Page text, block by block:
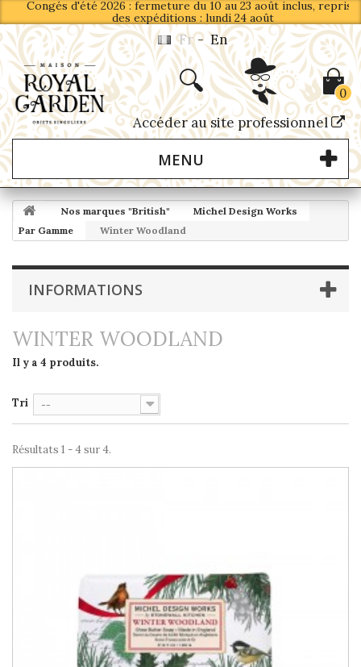
Congés d'été 2026 : fermeture du 10 au 23 août inclus, reprise
des expéditions : lundi 24 août
Fr - En
0
MENU
Accéder au site professionnel
Nos marques "British"
Michel Design Works
Par Gamme
Winter Woodland
INFORMATIONS
WINTER WOODLAND
Il y a 4 produits.
Tri --
Résultats 1 - 4 sur 4.